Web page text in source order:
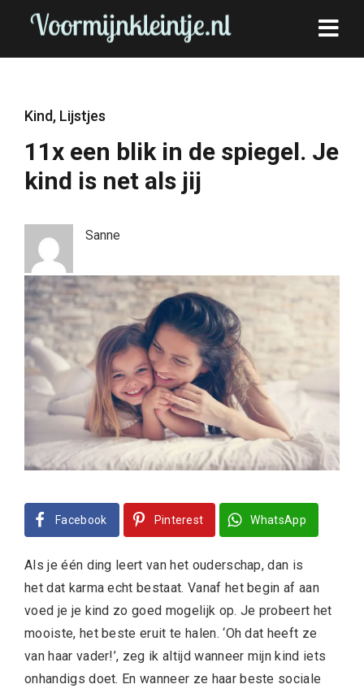
Kind, Lijstjes
11x een blik in de spiegel. Je
kind is net als jij
Sanne
Facebook Pinterest WhatsApp
Als je één ding leert van het ouderschap, dan is
het dat karma echt bestaat. Vanaf het begin af aan
voed je je kind zo goed mogelijk op. Je probeert het
mooiste, het beste eruit te halen. ‘Oh dat heeft ze
van haar vader!’, zeg ik altijd wanneer mijn kind iets
onhandigs doet. En wanneer ze haar beste sociale